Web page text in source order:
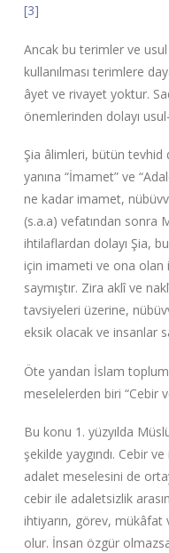
[3]
Ancak bu terimler ve
kullanılması terimlere
âyet ve rivayet yoktur.
önemlerinden dolayı
Şia âlimleri, bütün tevhid
yanına “İmamet” ve
ne kadar imamet,
(s.a.a) vefatından sonra
ihtilaflardan dolayı Şia,
için imameti ve ona olan
saymıştır. Zira aklî ve
tavsiyeleri üzerine,
eksik olacak ve insanlar
Öte yandan İslam
meselelerden biri “Cebir
Bu konu 1. yüzyılda
şekilde yaygındı. Cebir
adalet meselesini de
cebir ile adaletsizlik
ihtiyarın, görev, mükâfat
olur. İnsan özgür